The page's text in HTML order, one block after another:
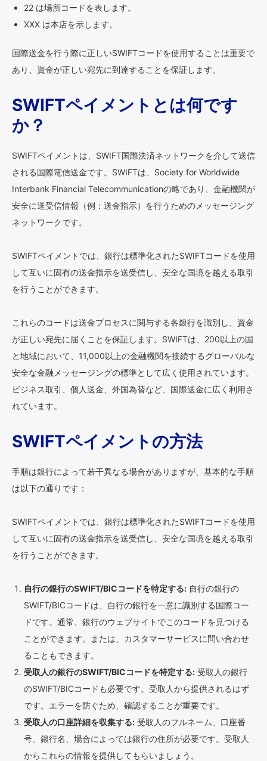
22 は場所コードを表します。
XXX は本店を示します。
国際送金を行う際に正しいSWIFTコードを使用することは重要で
あり、資金が正しい宛先に到達することを保証します。
SWIFTペイメントとは何です
か？
SWIFTペイメントは、SWIFT国際決済ネットワークを介して送信
される国際電信送金です。SWIFTは、Society for Worldwide
Interbank Financial Telecommunicationの略であり、金融機関が
安全に送受信情報（例：送金指示）を行うためのメッセージング
ネットワークです。
SWIFTペイメントでは、銀行は標準化されたSWIFTコードを使用
して互いに固有の送金指示を送受信し、安全な国境を越える取引
を行うことができます。
これらのコードは送金プロセスに関与する各銀行を識別し、資金
が正しい宛先に届くことを保証します。SWIFTは、200以上の国
と地域において、11,000以上の金融機関を接続するグローバルな
安全な金融メッセージングの標準として広く使用されています。
ビジネス取引、個人送金、外国為替など、国際送金に広く利用さ
れています。
SWIFTペイメントの方法
手順は銀行によって若干異なる場合がありますが、基本的な手順
は以下の通りです：
SWIFTペイメントでは、銀行は標準化されたSWIFTコードを使用
して互いに固有の送金指示を送受信し、安全な国境を越える取引
を行うことができます。
自行の銀行のSWIFT/BICコードを特定する: 自行の銀行の
SWIFT/BICコードは、自行の銀行を一意に識別する国際コー
ドです。通常、銀行のウェブサイトでこのコードを見つける
ことができます。または、カスタマーサービスに問い合わせ
ることもできます。
受取人の銀行のSWIFT/BICコードを特定する: 受取人の銀行
のSWIFT/BICコードも必要です。受取人から提供されるはず
です。エラーを防ぐため、確認することが重要です。
受取人の口座詳細を収集する: 受取人のフルネーム、口座番
号、銀行名、場合によっては銀行の住所が必要です。受取人
からこれらの情報を提供してもらいましょう。